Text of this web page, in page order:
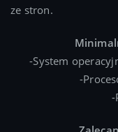
ze stron.
-System
-
-